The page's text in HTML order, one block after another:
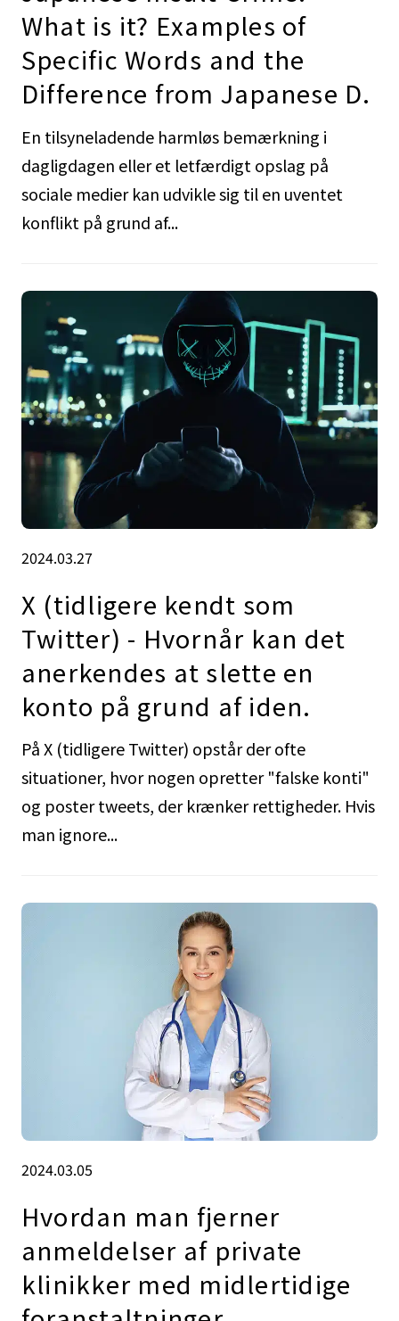
What is it? Examples of
Specific Words and the
Difference from Japanese D.
En tilsyneladende harmløs bemærkning i
dagligdagen eller et letfærdigt opslag på
sociale medier kan udvikle sig til en uventet
konflikt på grund af...
2024.03.27
X (tidligere kendt som
Twitter) - Hvornår kan det
anerkendes at slette en
konto på grund af iden.
På X (tidligere Twitter) opstår der ofte
situationer, hvor nogen opretter "falske konti"
og poster tweets, der krænker rettigheder. Hvis
man ignore...
2024.03.05
Hvordan man fjerner
anmeldelser af private
klinikker med midlertidige